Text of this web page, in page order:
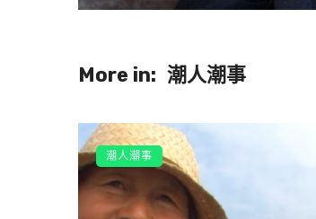
學聚會時其他人一定
More in: 潮人潮事
潮人潮事